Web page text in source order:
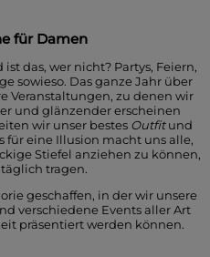
für Damen
das, wer nicht? Partys, Feiern,
sowieso. Das ganze Jahr über
Veranstaltungen, zu denen wir
und glänzender erscheinen
wir unser bestes Outfit und
für eine Illusion macht uns alle,
Stiefel anziehen zu können,
tragen.
geschaffen, in der wir unsere
verschiedene Events aller Art
präsentiert werden können.